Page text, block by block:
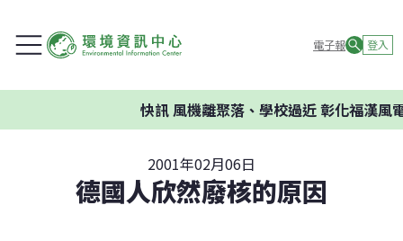
電子報 登入
快訊風機離聚落、學校過近 彰化福漢風電
2001年02月06日
德國人欣然廢核的原因